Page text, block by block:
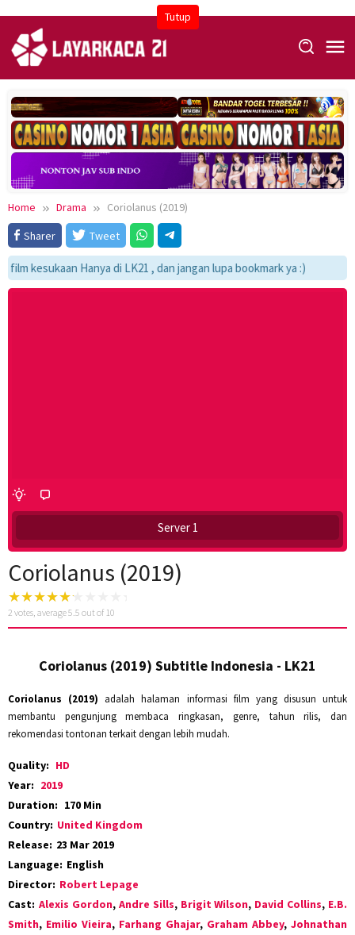
Tutup
content
Home Drama
Coriolanus (2019)
Sharer
Tweet
kesukaan Hanya di LK21 , dan jangan lupa bookmark ya :)
Server 1
Coriolanus (2019)
2 votes, average5.5 out of 10
Coriolanus (2019) Subtitle Indonesia - LK21
Coriolanus (2019) adalah halaman informasi film yang disusun untuk
membantu pengunjung membaca ringkasan, genre, tahun rilis, dan
rekomendasi tontonan terkait dengan lebih mudah.
Quality: HD
Year: 2019
Duration: 170 Min
Country: United Kingdom
Release: 23 Mar 2019
Language: English
Director: Robert Lepage
Cast: Alexis Gordon, Andre Sills, Brigit Wilson, David Collins, E.B.
Smith, Emilio Vieira, Farhang Ghajar, Graham Abbey, Johnathan